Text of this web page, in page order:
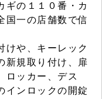
ギの１１０番・カ
国一の店舗数で信
けや、キーレック
新規取り付け、扉
ロッカー、デス
インロックの開錠